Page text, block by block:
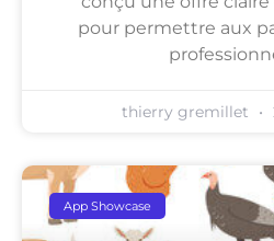
pour permettre aux
thierry gremillet
App Showcase